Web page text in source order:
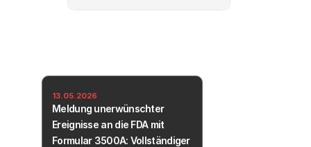
13.05.2026
Meldung unerwünschter
Ereignisse an die FDA mit
Formular 3500A: Vollständiger